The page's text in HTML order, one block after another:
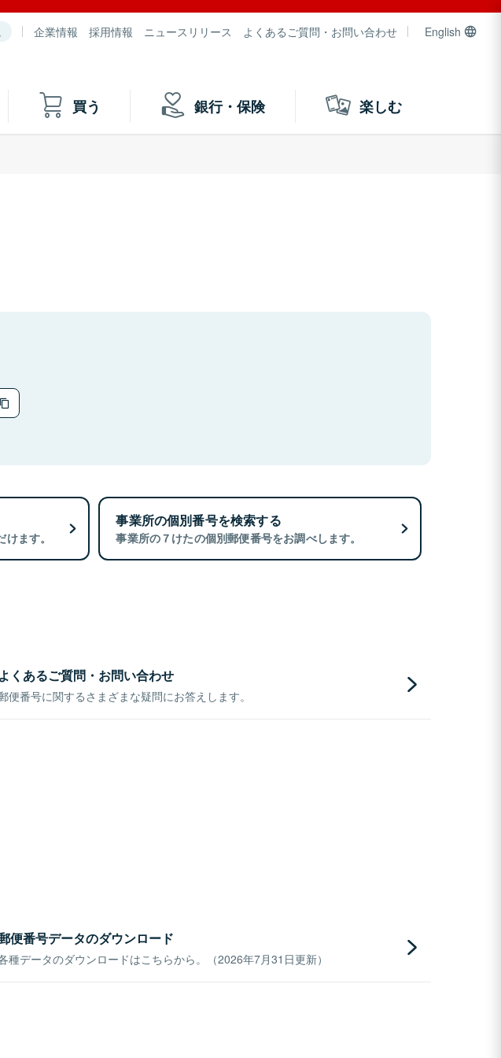
企業情報 採用情報 ニュースリリース よくあるご質問・お問い合わせ English
買う 銀行・保険 楽しむ
ます。
事業所の個別番号を検索する
事業所の７けたの個別郵便番号をお調べします。
よくあるご質問・お問い合わせ
便番号に関するさまざまな疑問にお答えします。
便番号データのダウンロード
種データのダウンロードはこちらから。（2026年7月31日更新）